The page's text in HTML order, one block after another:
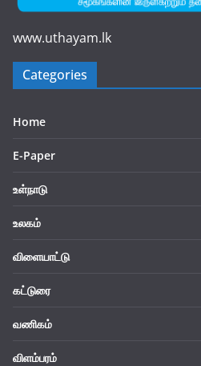
www.uthayam.lk
Categories
Home
E-Paper
உள்நாடு
உலகம்
விளையாட்டு
கட்டுரை
வணிகம்
விளம்பரம்